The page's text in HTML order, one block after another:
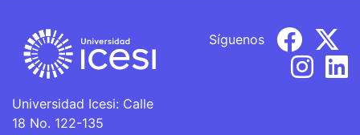
Universidad Icesi: Calle
18 No. 122-135
Síguenos